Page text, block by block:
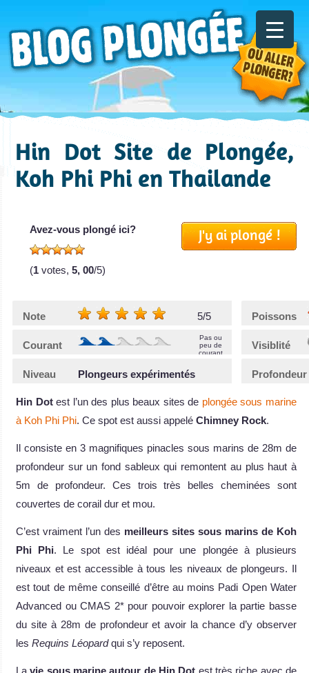
Hin Dot Site de Plongée,
Koh Phi Phi en Thailande
J'y ai plongé !
Avez-vous plongé ici?
(1 votes, 5, 00/5)
Note 5/5 Poissons
Courant
Pas ou
peu de
courant
Visiblité
Niveau Plongeurs expérimentés Profondeur
Hin Dotest l’un des plus beaux sites de plongée sous marine
à Koh Phi Phi. Ce spot est aussi appelé Chimney Rock.
Il consiste en 3 magnifiques pinacles sous marins de 28m de
profondeur sur un fond sableux qui remontent au plus haut à
5m de profondeur. Ces trois très belles cheminées sont
couvertes de corail dur et mou.
C’est vraiment l’un des meilleurs sites sous marins de Koh
Phi Phi. Le spot est idéal pour une plongée à plusieurs
niveaux et est accessible à tous les niveaux de plongeurs. Il
est tout de même conseillé d’être au moins Padi Open Water
Advanced ou CMAS 2* pour pouvoir explorer la partie basse
du site à 28m de profondeur et avoir la chance d’y observer
les Requins Léopardqui s’y reposent.
Lavie sous marine autour de Hin Dot est très riche avec de